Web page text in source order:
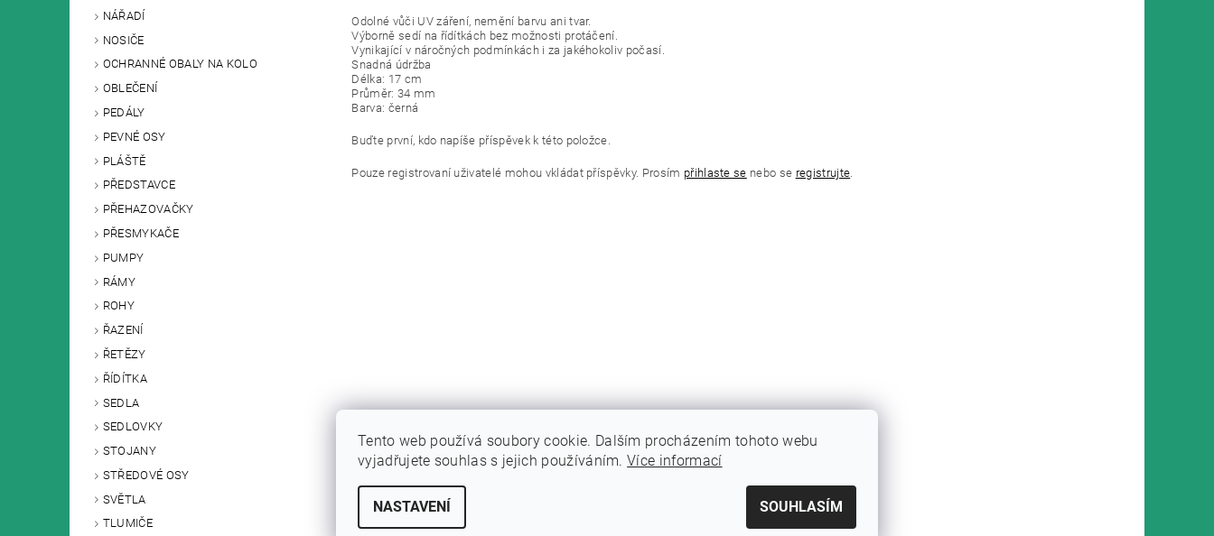
NÁŘADÍ
NOSIČE
OCHRANNÉ OBALY NA KOLO
OBLEČENÍ
PEDÁLY
PEVNÉ OSY
PLÁŠTĚ
PŘEDSTAVCE
PŘEHAZOVAČKY
PŘESMYKAČE
PUMPY
RÁMY
ROHY
ŘAZENÍ
ŘETĚZY
ŘÍDÍTKA
SEDLA
SEDLOVKY
STOJANY
STŘEDOVÉ OSY
SVĚTLA
TLUMIČE
Odolné vůči UV záření, nemění barvu ani tvar.
Výborně sedí na řídítkách bez možnosti protáčení.
Vynikající v náročných podmínkách i za jakéhokoliv počasí.
Snadná údržba
Délka: 17 cm
Průměr: 34 mm
Barva: černá
Buďte první, kdo napíše příspěvek k této položce.
Pouze registrovaní uživatelé mohou vkládat příspěvky. Prosím přihlaste se nebo se registrujte.
Tento web používá soubory cookie. Dalším procházením tohoto webu
vyjadřujete souhlas s jejich používáním.Více informací
NASTAVENÍ SOUHLASÍM